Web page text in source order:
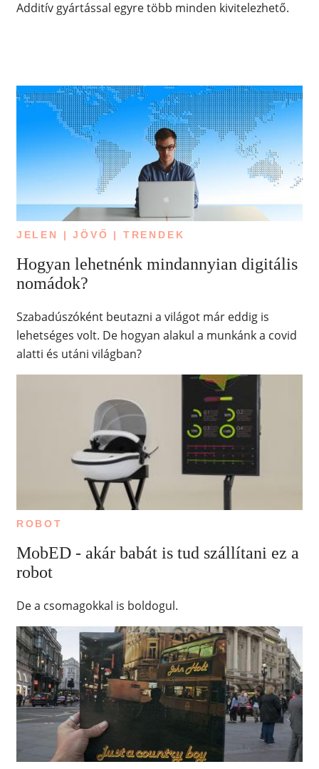
Additív gyártással egyre több minden kivitelezhető.
JELEN | JÖVŐ | TRENDEK
Hogyan lehetnénk mindannyian digitális
nomádok?
Szabadúszóként beutazni a világot már eddig is
lehetséges volt. De hogyan alakul a munkánk a covid
alatti és utáni világban?
ROBOT
MobED - akár babát is tud szállítani ez a
robot
De a csomagokkal is boldogul.